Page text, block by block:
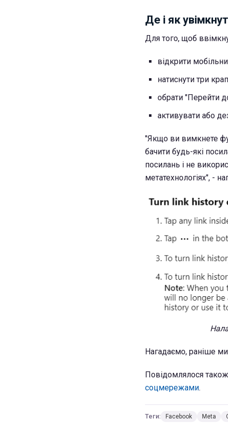
Де і як
Для того, щоб
відкрити
натиснути три
обрати "Перейти
активувати або
"Якщо ви вимкнете
бачити будь-які
посилань і не
метатехнологіях", -
Нагадаємо, раніше
Повідомлялося
соцмережами.
Теги: Facebook Meta